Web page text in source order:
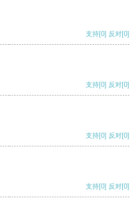
支持[0] 反对[0]
支持[0] 反对[0]
支持[0] 反对[0]
支持[0] 反对[0]